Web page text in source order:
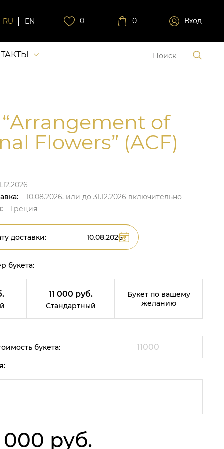
RU EN 0 0 Вход
“Arrangement of
Flowers” (ACF)
10.08.2026, или до 31.12.2026 включительно
Греция
доставки:
букета:
11 000 руб.
Стандартный
Букет по вашему
желанию
букета:
000 руб.